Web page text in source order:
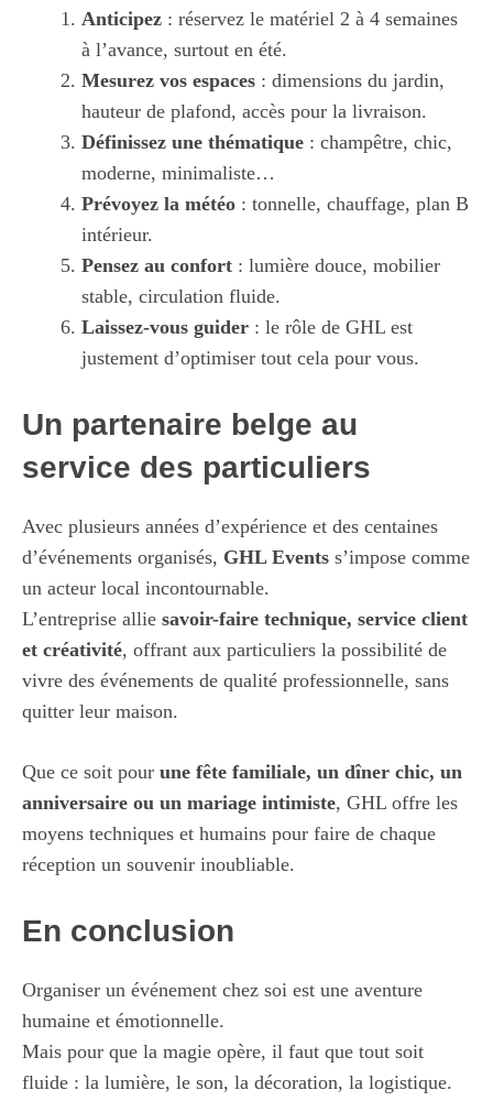
Anticipez : réservez le matériel 2 à 4 semaines
à l’avance, surtout en été.
Mesurez vos espaces : dimensions du jardin,
hauteur de plafond, accès pour la livraison.
Définissez une thématique : champêtre, chic,
moderne, minimaliste…
Prévoyez la météo : tonnelle, chauffage, plan B
intérieur.
Pensez au confort : lumière douce, mobilier
stable, circulation fluide.
Laissez-vous guider : le rôle de GHL est
justement d’optimiser tout cela pour vous.
Un partenaire belge au
service des particuliers
Avec plusieurs années d’expérience et des centaines
d’événements organisés, GHL Events s’impose comme
un acteur local incontournable.
L’entreprise allie savoir-faire technique, service client
et créativité, offrant aux particuliers la possibilité de
vivre des événements de qualité professionnelle, sans
quitter leur maison.
Que ce soit pour une fête familiale, un dîner chic, un
anniversaire ou un mariage intimiste, GHL offre les
moyens techniques et humains pour faire de chaque
réception un souvenir inoubliable.
En conclusion
Organiser un événement chez soi est une aventure
humaine et émotionnelle.
Mais pour que la magie opère, il faut que tout soit
fluide : la lumière, le son, la décoration, la logistique.